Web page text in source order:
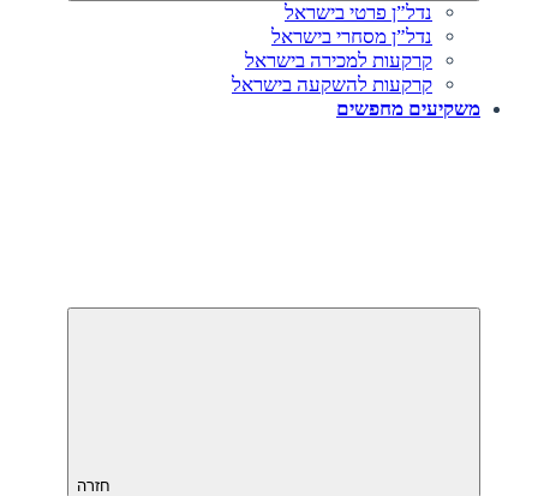
נדל”ן פרטי בישראל
נדל”ן מסחרי בישראל
קרקעות למכירה בישראל
קרקעות להשקעה בישראל
משקיעים מחפשים
חזרה